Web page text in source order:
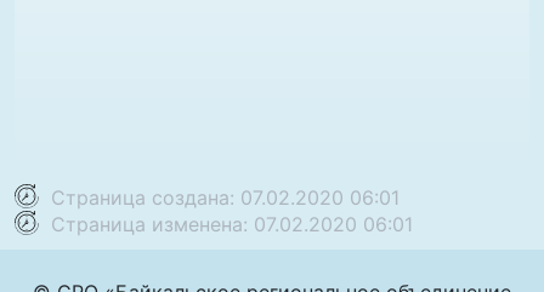
Страница создана: 07.02.2020 06:01
Страница изменена: 07.02.2020 06:01